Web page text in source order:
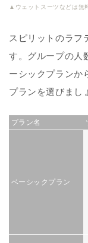
▲ウェットスーツなどは無
スピリットのラフ
す。グループの人
ーシックプランか
プランを選びまし
プラン名
ベーシックプラン